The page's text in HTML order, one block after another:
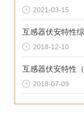
2021-03-15
互感器伏安特性
2018-12-10
2018-07-09